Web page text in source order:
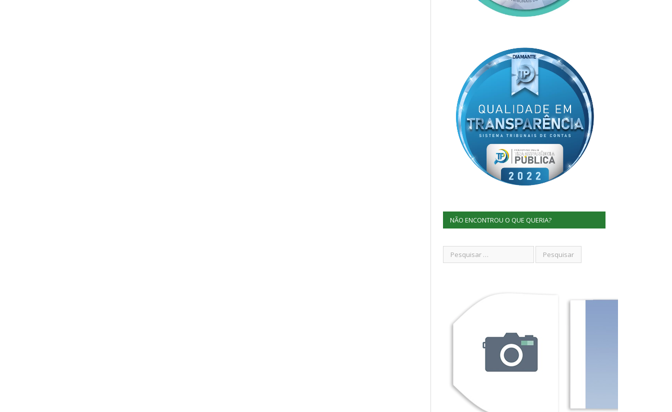
NÃO ENCONTROU O QUE QUERIA?